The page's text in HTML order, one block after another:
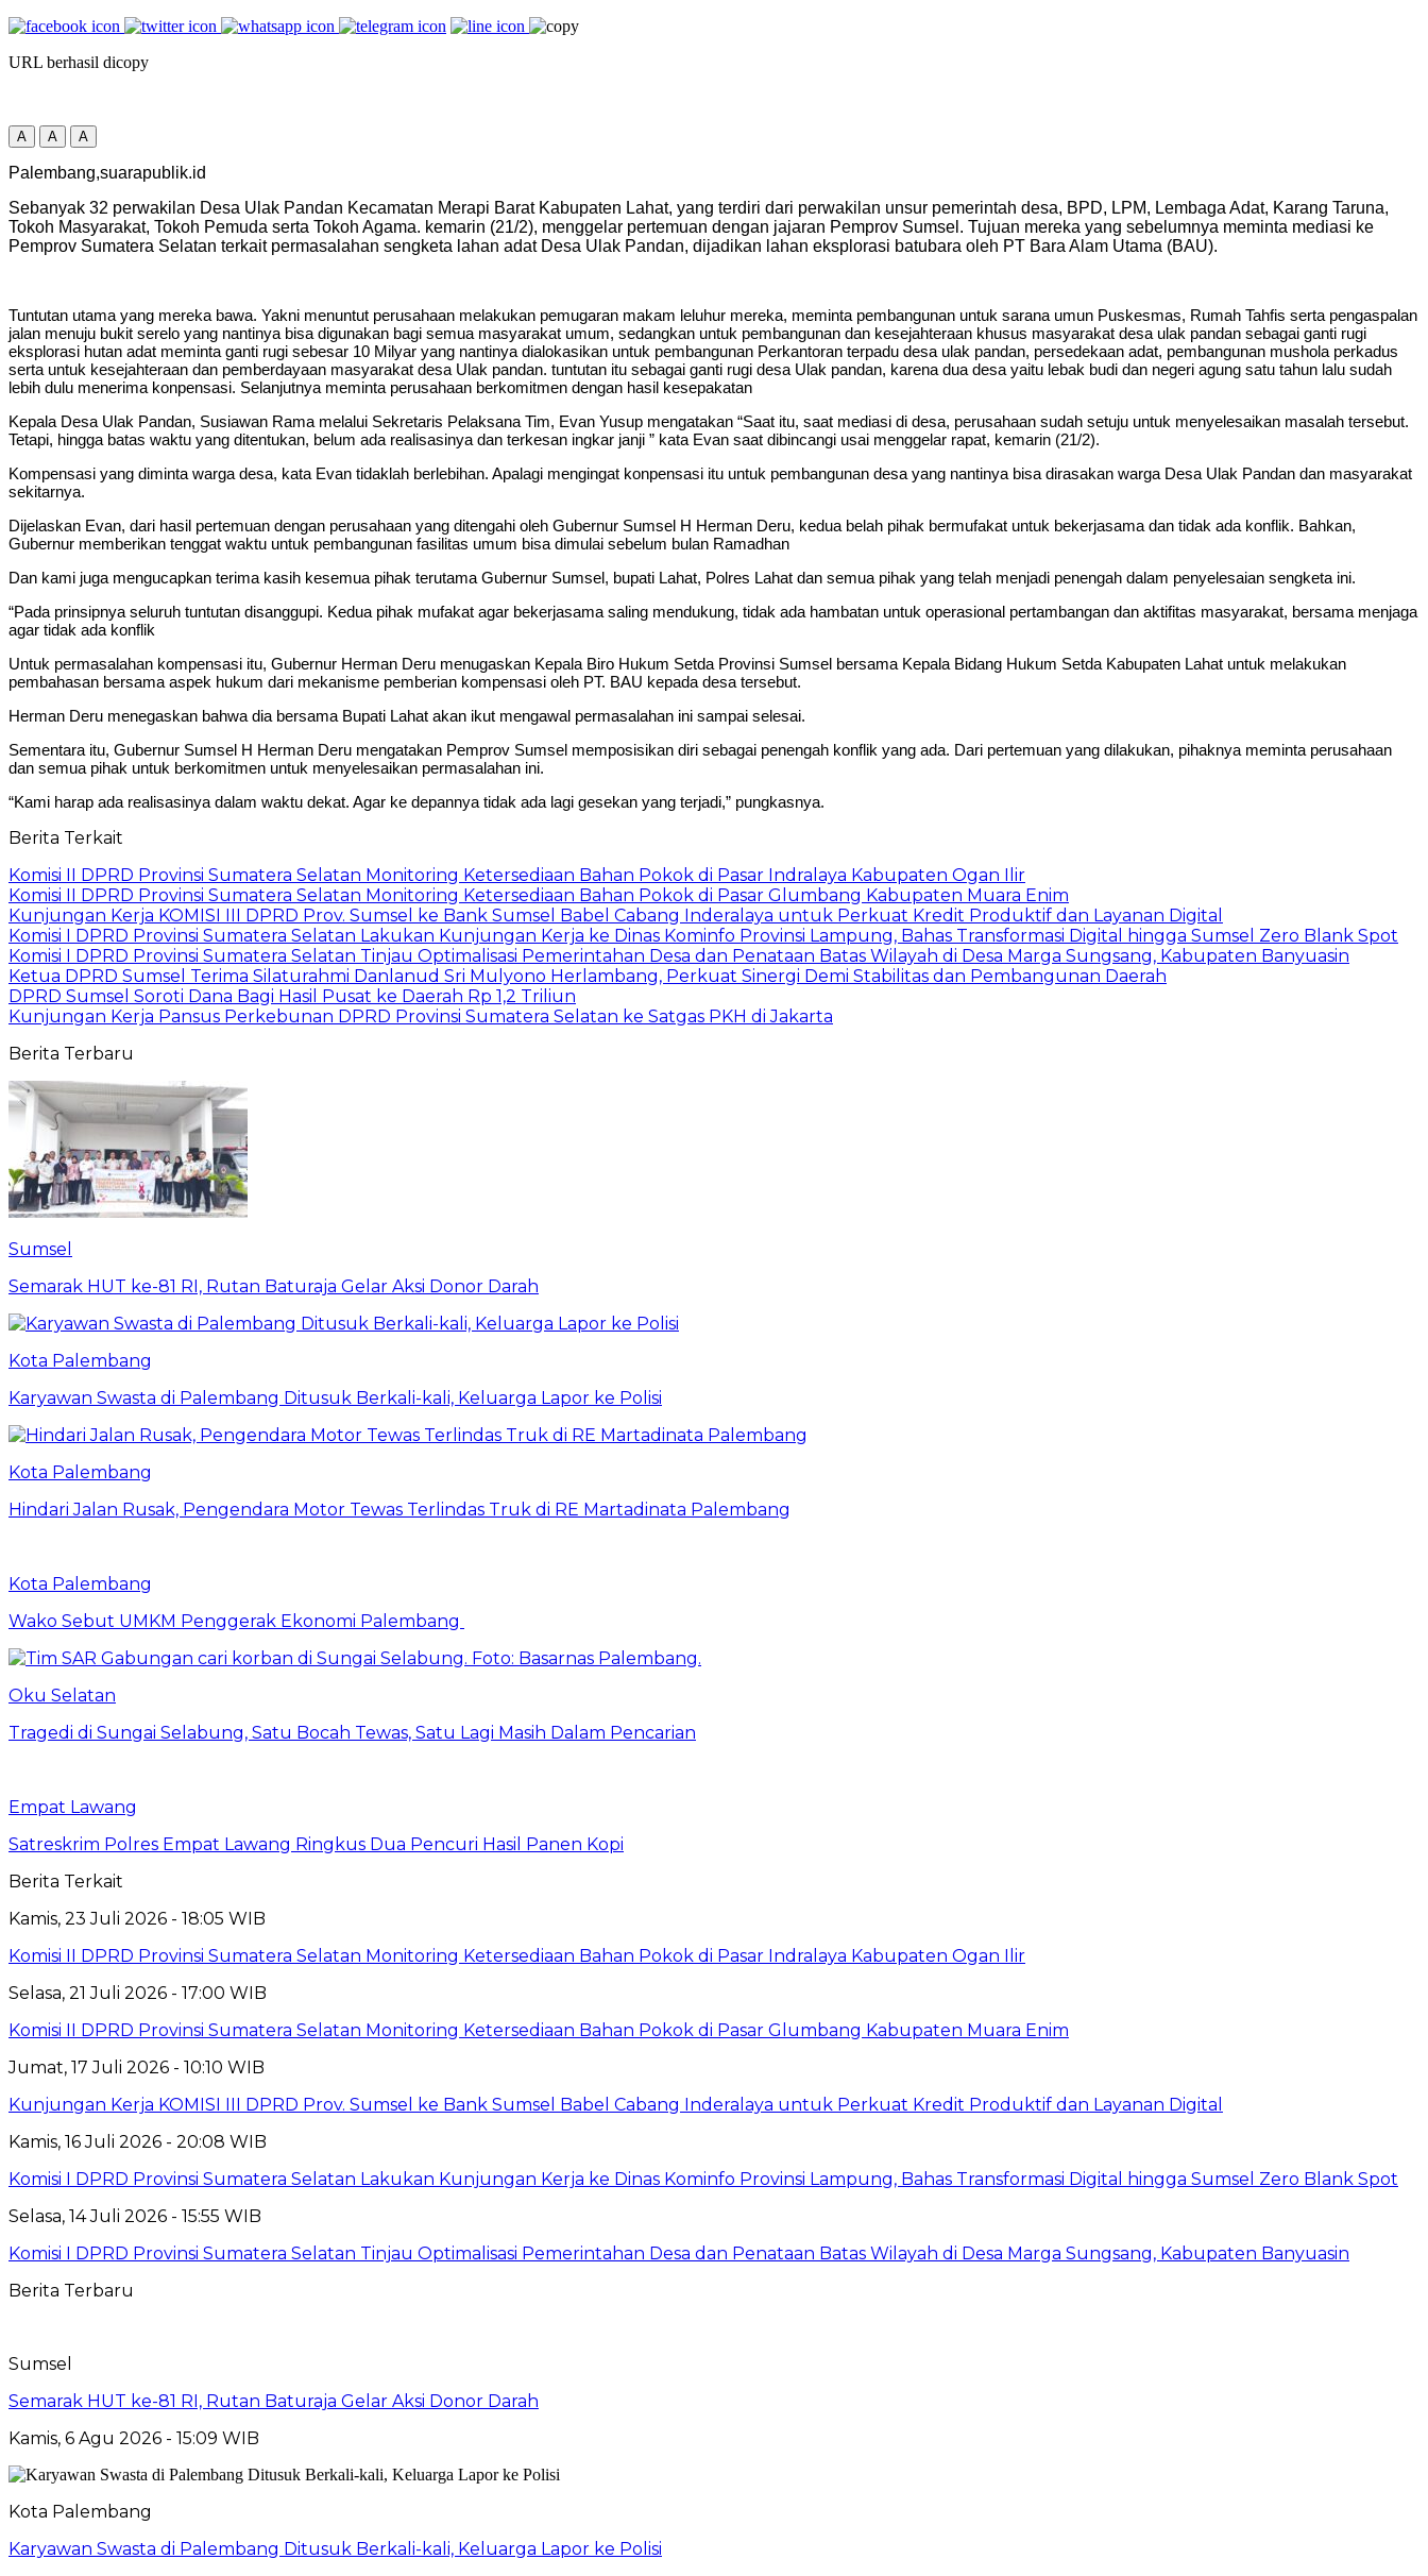
URL berhasil dicopy
A A A
Palembang,suarapublik.id
Sebanyak 32 perwakilan Desa Ulak Pandan Kecamatan Merapi Barat Kabupaten Lahat, yang terdiri dari perwakilan unsur pemerintah desa, BPD, LPM, Lembaga Adat, Karang Taruna,
Tokoh Masyarakat, Tokoh Pemuda serta Tokoh Agama. kemarin (21/2), menggelar pertemuan dengan jajaran Pemprov Sumsel. Tujuan mereka yang sebelumnya meminta mediasi ke
Pemprov Sumatera Selatan terkait permasalahan sengketa lahan adat Desa Ulak Pandan, dijadikan lahan eksplorasi batubara oleh PT Bara Alam Utama (BAU).
Tuntutan utama yang mereka bawa. Yakni menuntut perusahaan melakukan pemugaran makam leluhur mereka, meminta pembangunan untuk sarana umun Puskesmas, Rumah Tahfis serta pengaspalan
jalan menuju bukit serelo yang nantinya bisa digunakan bagi semua masyarakat umum, sedangkan untuk pembangunan dan kesejahteraan khusus masyarakat desa ulak pandan sebagai ganti rugi
eksplorasi hutan adat meminta ganti rugi sebesar 10 Milyar yang nantinya dialokasikan untuk pembangunan Perkantoran terpadu desa ulak pandan, persedekaan adat, pembangunan mushola perkadus
serta untuk kesejahteraan dan pemberdayaan masyarakat desa Ulak pandan. tuntutan itu sebagai ganti rugi desa Ulak pandan, karena dua desa yaitu lebak budi dan negeri agung satu tahun lalu sudah
lebih dulu menerima konpensasi. Selanjutnya meminta perusahaan berkomitmen dengan hasil kesepakatan
Kepala Desa Ulak Pandan, Susiawan Rama melalui Sekretaris Pelaksana Tim, Evan Yusup mengatakan “Saat itu, saat mediasi di desa, perusahaan sudah setuju untuk menyelesaikan masalah tersebut.
Tetapi, hingga batas waktu yang ditentukan, belum ada realisasinya dan terkesan ingkar janji ” kata Evan saat dibincangi usai menggelar rapat, kemarin (21/2).
Kompensasi yang diminta warga desa, kata Evan tidaklah berlebihan. Apalagi mengingat konpensasi itu untuk pembangunan desa yang nantinya bisa dirasakan warga Desa Ulak Pandan dan masyarakat
sekitarnya.
Dijelaskan Evan, dari hasil pertemuan dengan perusahaan yang ditengahi oleh Gubernur Sumsel H Herman Deru, kedua belah pihak bermufakat untuk bekerjasama dan tidak ada konflik. Bahkan,
Gubernur memberikan tenggat waktu untuk pembangunan fasilitas umum bisa dimulai sebelum bulan Ramadhan
Dan kami juga mengucapkan terima kasih kesemua pihak terutama Gubernur Sumsel, bupati Lahat, Polres Lahat dan semua pihak yang telah menjadi penengah dalam penyelesaian sengketa ini.
“Pada prinsipnya seluruh tuntutan disanggupi. Kedua pihak mufakat agar bekerjasama saling mendukung, tidak ada hambatan untuk operasional pertambangan dan aktifitas masyarakat, bersama menjaga
agar tidak ada konflik
Untuk permasalahan kompensasi itu, Gubernur Herman Deru menugaskan Kepala Biro Hukum Setda Provinsi Sumsel bersama Kepala Bidang Hukum Setda Kabupaten Lahat untuk melakukan
pembahasan bersama aspek hukum dari mekanisme pemberian kompensasi oleh PT. BAU kepada desa tersebut.
Herman Deru menegaskan bahwa dia bersama Bupati Lahat akan ikut mengawal permasalahan ini sampai selesai.
Sementara itu, Gubernur Sumsel H Herman Deru mengatakan Pemprov Sumsel memposisikan diri sebagai penengah konflik yang ada. Dari pertemuan yang dilakukan, pihaknya meminta perusahaan
dan semua pihak untuk berkomitmen untuk menyelesaikan permasalahan ini.
“Kami harap ada realisasinya dalam waktu dekat. Agar ke depannya tidak ada lagi gesekan yang terjadi,” pungkasnya.
Berita Terkait
Komisi II DPRD Provinsi Sumatera Selatan Monitoring Ketersediaan Bahan Pokok di Pasar Indralaya Kabupaten Ogan Ilir
Komisi II DPRD Provinsi Sumatera Selatan Monitoring Ketersediaan Bahan Pokok di Pasar Glumbang Kabupaten Muara Enim
Kunjungan Kerja KOMISI III DPRD Prov. Sumsel ke Bank Sumsel Babel Cabang Inderalaya untuk Perkuat Kredit Produktif dan Layanan Digital
Komisi I DPRD Provinsi Sumatera Selatan Lakukan Kunjungan Kerja ke Dinas Kominfo Provinsi Lampung, Bahas Transformasi Digital hingga Sumsel Zero Blank Spot
Komisi I DPRD Provinsi Sumatera Selatan Tinjau Optimalisasi Pemerintahan Desa dan Penataan Batas Wilayah di Desa Marga Sungsang, Kabupaten Banyuasin
Ketua DPRD Sumsel Terima Silaturahmi Danlanud Sri Mulyono Herlambang, Perkuat Sinergi Demi Stabilitas dan Pembangunan Daerah
DPRD Sumsel Soroti Dana Bagi Hasil Pusat ke Daerah Rp 1,2 Triliun
Kunjungan Kerja Pansus Perkebunan DPRD Provinsi Sumatera Selatan ke Satgas PKH di Jakarta
Berita Terbaru
Sumsel
Semarak HUT ke-81 RI, Rutan Baturaja Gelar Aksi Donor Darah
Kota Palembang
Karyawan Swasta di Palembang Ditusuk Berkali-kali, Keluarga Lapor ke Polisi
Kota Palembang
Hindari Jalan Rusak, Pengendara Motor Tewas Terlindas Truk di RE Martadinata Palembang
Kota Palembang
Wako Sebut UMKM Penggerak Ekonomi Palembang
Oku Selatan
Tragedi di Sungai Selabung, Satu Bocah Tewas, Satu Lagi Masih Dalam Pencarian
Empat Lawang
Satreskrim Polres Empat Lawang Ringkus Dua Pencuri Hasil Panen Kopi
Berita Terkait
Kamis, 23 Juli 2026 - 18:05 WIB
Komisi II DPRD Provinsi Sumatera Selatan Monitoring Ketersediaan Bahan Pokok di Pasar Indralaya Kabupaten Ogan Ilir
Selasa, 21 Juli 2026 - 17:00 WIB
Komisi II DPRD Provinsi Sumatera Selatan Monitoring Ketersediaan Bahan Pokok di Pasar Glumbang Kabupaten Muara Enim
Jumat, 17 Juli 2026 - 10:10 WIB
Kunjungan Kerja KOMISI III DPRD Prov. Sumsel ke Bank Sumsel Babel Cabang Inderalaya untuk Perkuat Kredit Produktif dan Layanan Digital
Kamis, 16 Juli 2026 - 20:08 WIB
Komisi I DPRD Provinsi Sumatera Selatan Lakukan Kunjungan Kerja ke Dinas Kominfo Provinsi Lampung, Bahas Transformasi Digital hingga Sumsel Zero Blank Spot
Selasa, 14 Juli 2026 - 15:55 WIB
Komisi I DPRD Provinsi Sumatera Selatan Tinjau Optimalisasi Pemerintahan Desa dan Penataan Batas Wilayah di Desa Marga Sungsang, Kabupaten Banyuasin
Berita Terbaru
Sumsel
Semarak HUT ke-81 RI, Rutan Baturaja Gelar Aksi Donor Darah
Kamis, 6 Agu 2026 - 15:09 WIB
Kota Palembang
Karyawan Swasta di Palembang Ditusuk Berkali-kali, Keluarga Lapor ke Polisi